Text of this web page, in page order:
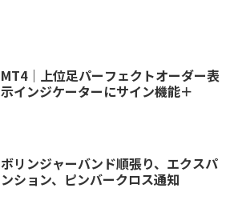
MT4｜上位足パーフェクトオーダー表
示インジケーターにサイン機能＋
ボリンジャーバンド順張り、エクスパ
ンション、ピンバークロス通知